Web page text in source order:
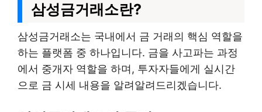
삼성금거래소란?
삼성금거래소는 국내에서 금 거래의 핵심 역할을
하는 플랫폼 중 하나입니다. 금을 사고파는 과정
에서 중개자 역할을 하며, 투자자들에게 실시간
으로 금 시세 내용을 알려알려드리겠습니다.